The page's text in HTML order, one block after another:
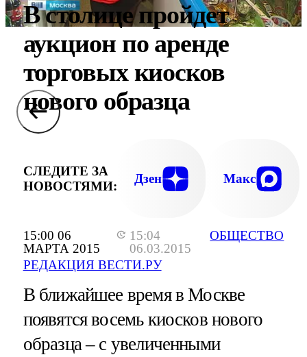
15:00 06
МАРТА 2015
15:04
06.03.2015
РЕДАКЦИЯ ВЕСТИ.РУ
ОБЩЕСТВО
В столице пройдет
аукцион по аренде
торговых киосков
нового образца
СЛЕДИТЕ ЗА
НОВОСТЯМИ:
Дзен Макс
В ближайшее время в Москве
появятся восемь киосков нового
образца – с увеличенными